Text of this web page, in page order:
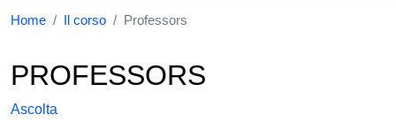
Home Il corso Professors
PROFESSORS
Ascolta